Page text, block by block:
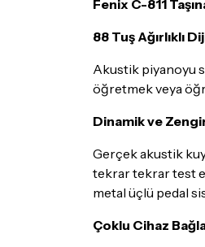
Fenix C-811
88 Tuş Ağırlıklı
Akustik piyanoyu
öğretmek veya
Dinamik ve
Gerçek akustik
tekrar tekrar test
metal üçlü pedal
Çoklu Cihaz